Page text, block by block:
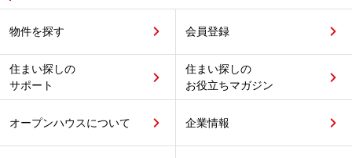
物件を探す 会員登録
住まい探しの
サポート
住まい探しの
お役立ちマガジン
オープンハウスについて 企業情報